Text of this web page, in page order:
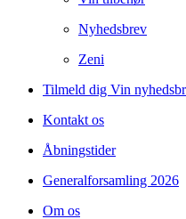
Nyhedsbrev
Zeni
Tilmeld dig Vin
Kontakt os
Åbningstider
Generalforsamling 2026
Om os